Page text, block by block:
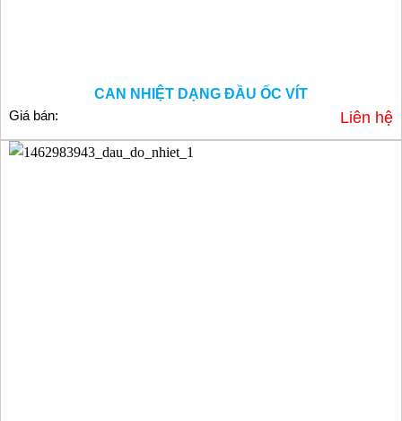
CAN NHIỆT DẠNG ĐẦU ỐC VÍT
Giá bán:
Liên hệ